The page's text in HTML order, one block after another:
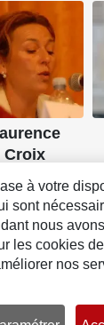
Croix
Contact
à votre
sont
nous
les cookies
nos